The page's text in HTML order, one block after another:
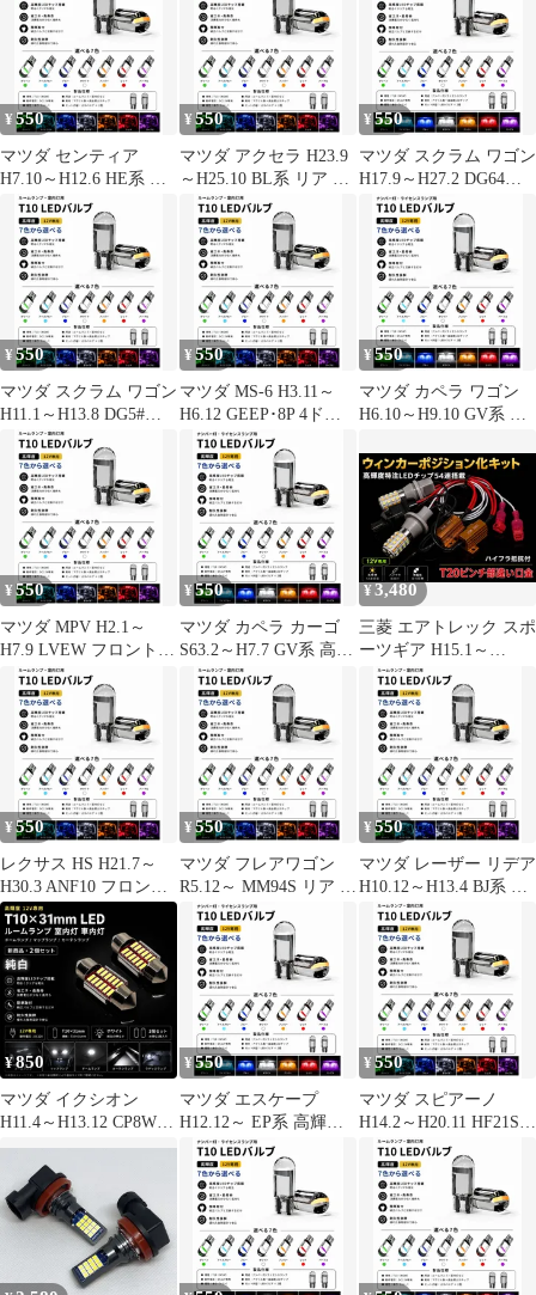
搭載 7色選択可 ルーム
ランプ 室内灯 用 2個
SET 新品
T10×31mm T10-31mm
LED ルームランプ 室内
灯 車内灯 ドームランプ
マップランプ カーテシ
ランプ 2個SET 新品
択可 ナンバー灯 ライセ
ンスランプ 用 2個SET
新品
¥550
マツダ センティア
H7.10～H12.6 HE系 リ
ア 高輝度 T10 LED バ
ルブ 12V COBチップ搭
載 7色選択可 ルームラ
ンプ 室内灯 用 2個SET
新品
¥550
マツダ アクセラ H23.9
～H25.10 BL系 リア 高
輝度 T10 LED バルブ
12V COBチップ搭載 7
色選択可 ルームランプ
室内灯 用 2個SET 新品
¥550
マツダ スクラム ワゴン
H17.9～H27.2 DG64W
高輝度 T10 LED バルブ
12V COBチップ搭載 7
色選択可 ナンバー灯 ラ
イセンスランプ 用 2個
SET 新品
¥550
マツダ スクラム ワゴン
H11.1～H13.8 DG5#系
リア 高輝度 T10 LED
バルブ 12V COBチップ
搭載 7色選択可 ルーム
ランプ 室内灯 用 2個
SET 新品
¥550
マツダ MS-6 H3.11～
H6.12 GEEP･8P 4ドア
エンジン型式 CEタイプ
リア 高輝度 T10 LED
バルブ 12V COBチップ
搭載 7色選択可 ルーム
ランプ 室内灯 用 2個
SET 新品
¥550
マツダ カペラ ワゴン
H6.10～H9.10 GV系 高
12V COBチップ搭載 7
色選択可 ナンバー灯 ラ
イセンスランプ 用 2個
SET 新品
¥550
マツダ MPV H2.1～
H7.9 LVEW フロント
高輝度 T10 LED バルブ
12V COBチップ搭載 7
色選択可 ルームランプ
室内灯 用 2個SET 新品
¥550
マツダ カペラ カーゴ
S63.2～H7.7 GV系 高輝
度 T10 LED バルブ 12V
COBチップ搭載 7色選
択可 ナンバー灯 ライセ
ンスランプ 用 2個SET
新品
¥3,480
三菱 エアトレック スポ
ーツギア H15.1～
H15.12 CU4W 高輝度
ウインカー ポジション
化キット T20 ピンチ部
違い LED バルブ 54連
搭載 白&黄 ハイフラ防
止抵抗器付 新品 送料無
料
¥550
レクサス HS H21.7～
H30.3 ANF10 フロント
高輝度 T10 LED バルブ
12V COBチップ搭載 7
色選択可 ルームランプ
室内灯 用 2個SET 新品
¥550
マツダ フレアワゴン
R5.12～ MM94S リア 高
輝度 T10 LED バルブ
12V COBチップ搭載 7
色選択可 ルームランプ
室内灯 用 2個SET 新品
¥550
マツダ レーザー リデア
H10.12～H13.4 BJ系 リ
ア 高輝度 T10 LED バ
ルブ 12V COBチップ搭
載 7色選択可 ルームラ
ンプ 室内灯 用 2個SET
新品
¥850
マツダ イクシオン
H11.4～H13.12 CP8WF
ミドル デコトラ屋 正規
品 12V 高品質 純白
T10×31mm T10-31mm
LED ルームランプ 室内
灯 車内灯 ドームランプ
マップランプ カーテシ
ランプ 2個SET 新品
¥550
マツダ エスケープ
H12.12～ EP系 高輝度
T10 LED バルブ 12V
COBチップ搭載 7色選
択可 ナンバー灯 ライセ
ンスランプ 用 2個SET
新品
¥550
マツダ スピアーノ
H14.2～H20.11 HF21S
フロント 高輝度 T10
LED バルブ 12V COBチ
ップ搭載 7色選択可 ル
ームランプ 室内灯 用 2
個SET 新品